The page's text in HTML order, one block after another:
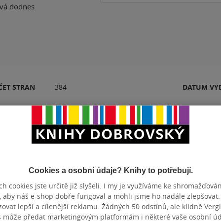
dodnes
STRAN 384 DATUM
jsou zkušené a talentované, i když ne každá se trefila
pokud na tom ale přímo nelpíte a „stačí“ vám
hrdinkou, moc dobře si počtete. Radost vám udělá také
takže není se čeho bát. Budete nadšeni a hlavně
Cookies a osobní údaje? Knihy to potřebují.
cookies jste určitě již slyšeli. I my je využíváme ke
aby náš e-shop dobře fungoval a mohli jsme ho nadále zlepšovat.
lepší a cílenější reklamu. Žádných 50 odstínů, ale klidně
může předat marketingovým platformám i některé vaše osobní